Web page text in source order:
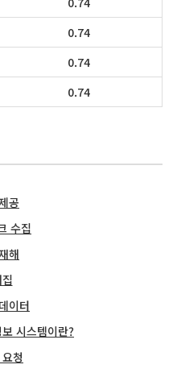
0.74
0.74
0.74
공
수집
해
이터
시스템이란?
청